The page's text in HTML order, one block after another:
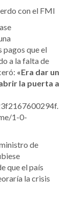
con el FMI
pagos que el
a la falta de
«Era dar un
la puerta a
1-0-
de
que el país
la crisis